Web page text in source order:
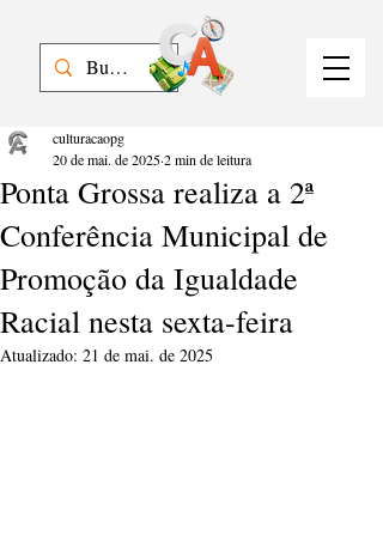
Ponta Grossa realiza a 2ª
Conferência Municipal de
Promoção da Igualdade
Racial nesta sexta-feira
culturacaopg
20 de mai. de 20252 min de leitura
Atualizado: 21 de mai. de 2025